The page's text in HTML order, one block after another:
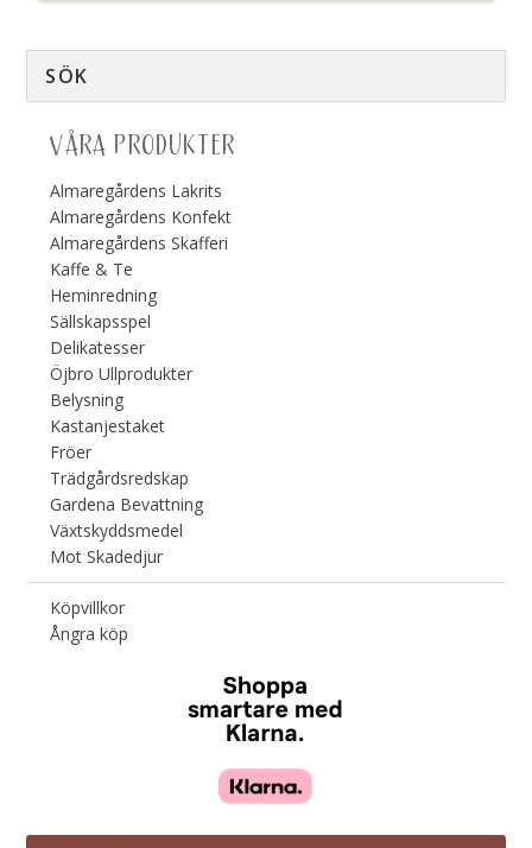
VÅRA PRODUKTER
Almaregårdens Lakrits
Almaregårdens Konfekt
Almaregårdens Skafferi
Kaffe & Te
Heminredning
Sällskapsspel
Delikatesser
Öjbro Ullprodukter
Belysning
Kastanjestaket
Fröer
Trädgårdsredskap
Gardena Bevattning
Växtskyddsmedel
Mot Skadedjur
Köpvillkor
Ångra köp